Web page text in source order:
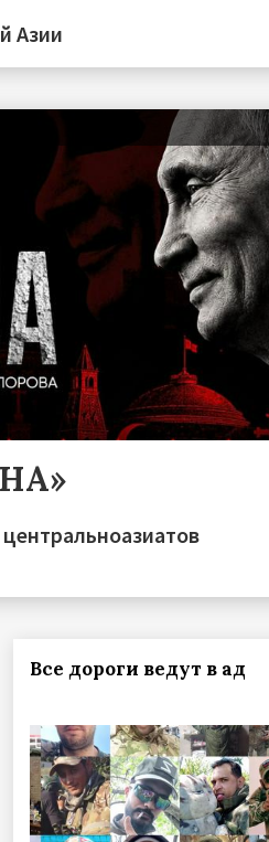
Азии
Все дороги ведут в ад